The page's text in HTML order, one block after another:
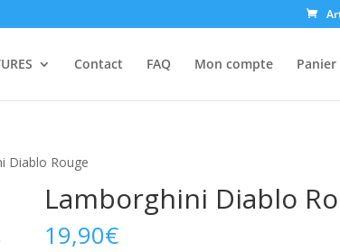
Contact FAQ Mon compte Panier
Diablo Rouge
Lamborghini Diablo
19,90€